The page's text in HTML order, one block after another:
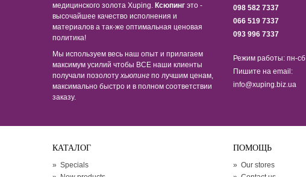
медицинского золота Xuping. Ксюпинг это -
высочайшее качество исполнения и
материалов а так-же оптимальная ценовая
политика!
Мы используем весь наш опыт и прилагаем
максимум усилий чтобы ВСЕ наши клиенты
получали позолотухьюпинг по лучшим ценам,
максимально быстро и в полном соответствии
заказу.
098 582 7337
066 519 7337
093 996 7337
Режим работы: пн-сб
Пишите на email:
info@xuping.biz.ua
КАТАЛОГ
» Specials
ПОМОЩЬ
» Our stores